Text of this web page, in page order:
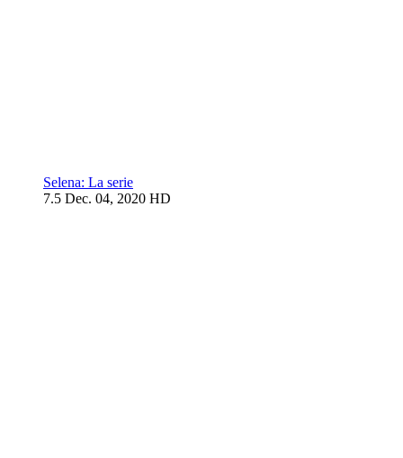
Selena: La serie
7.5 Dec. 04, 2020 HD